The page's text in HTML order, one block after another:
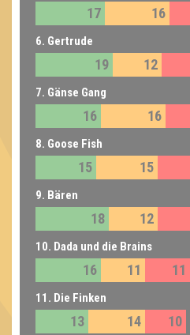
17 16
6. Gertrude
19 12
7. Gänse Gang
16 16
8. Goose Fish
15 15
9. Bären
18 12
10. Dada und die Brains
16 11 11
11. Die Finken
13 14 10